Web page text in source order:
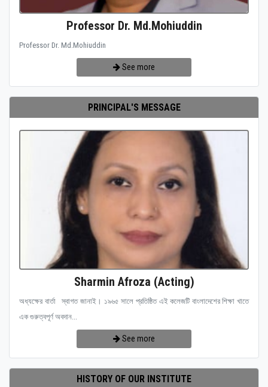
Professor Dr. Md.Mohiuddin
Professor Dr. Md.Mohiuddin
See more
PRINCIPAL'S MESSAGE
Sharmin Afroza (Acting)
অধ্যক্ষের বার্তা স্বাগত জানাই। ১৯৬৫ সালে প্রতিষ্ঠিত এই কলেজটি বাংলাদেশের শিক্ষা খাতে
এক গুরুত্বপূর্ণ অবদান...
See more
HISTORY OF OUR INSTITUTE